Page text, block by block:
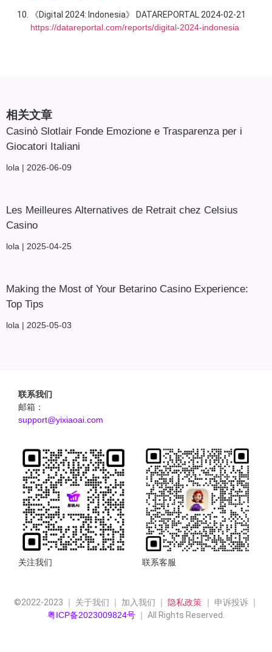
《Digital 2024: Indonesia》 DATAREPORTAL 2024-02-21
https://datareportal.com/reports/digital-2024-indonesia
相关文章
Casinò Slotlair Fonde Emozione e Trasparenza per i
Giocatori Italiani
lola 2026-06-09
Les Meilleures Alternatives de Retrait chez Celsius
Casino
lola 2025-04-25
Making the Most of Your Betarino Casino Experience:
Top Tips
lola 2025-05-03
联系我们
邮箱：
support@yixiaoai.com
关注我们 联系客服
©2022-2023 ｜ 关于我们 ｜ 加入我们 ｜ 隐私政策
｜ 申诉投诉 ｜
粤ICP备2023009824号 ｜ All Rights Reserved.